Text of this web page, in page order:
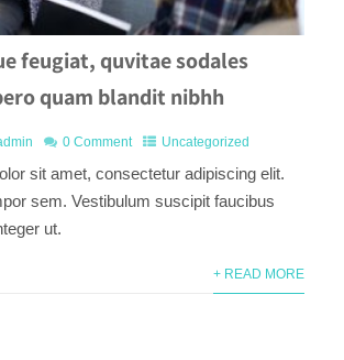
feugiat, quvitae sodales
quam blandit nibhh
0 Comment Uncategorized
sit amet, consectetur adipiscing elit.
sem. Vestibulum suscipit faucibus
ut.
+ READ MORE